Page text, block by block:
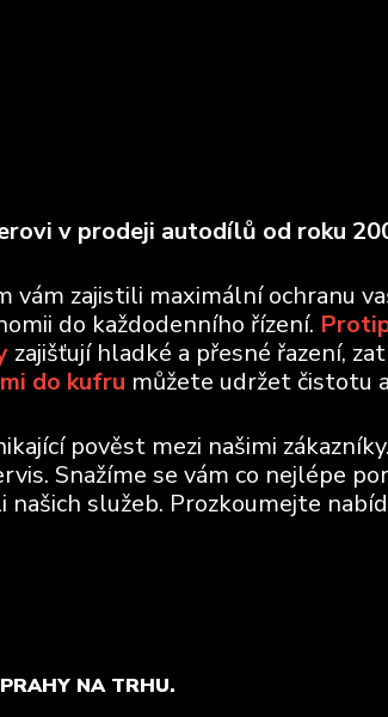
v prodeji autodílů od roku
vám zajistili maximální ochranu
do každodenního řízení.
zajišťují hladké a přesné řazení,
do kufru můžete udržet čistotu
pověst mezi našimi
Snažíme se vám co nejlépe
služeb. Prozkoumejte
NA TRHU.